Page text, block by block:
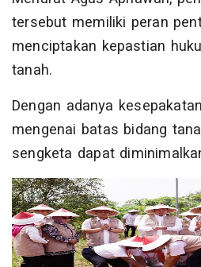
tersebut memiliki peran
menciptakan kepastian
tanah.
Dengan adanya
mengenai batas bidang
sengketa dapat